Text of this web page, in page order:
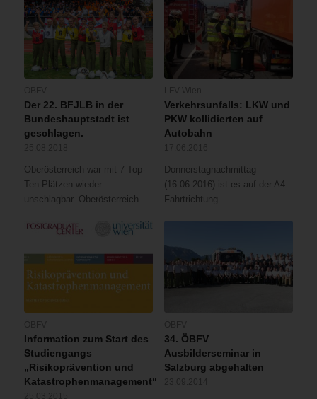
Der 22. BFJLB in der
Bundeshauptstadt ist
geschlagen.
Oberösterreich war mit 7 Top-
Ten-Plätzen wieder
unschlagbar. Oberösterreich…
Verkehrsunfalls: LKW und
PKW kollidierten auf
Autobahn
Donnerstagnachmittag
(16.06.2016) ist es auf der A4
Fahrtrichtung…
Information zum Start des
Studiengangs
„Risikoprävention und
Katastrophenmanagement“
34. ÖBFV
Ausbilderseminar in
Salzburg abgehalten